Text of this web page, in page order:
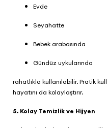
Evde
Seyahatte
Bebek arabasında
Gündüz uykularında
rahatlıkla kullanılabilir. Pratik
hayatını da kolaylaştırır.
5. Kolay Temizlik ve Hijyen